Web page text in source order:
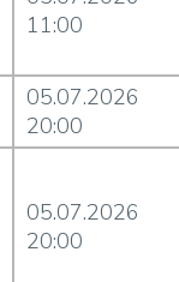
11:00
05.07.2026
20:00
05.07.2026
20:00